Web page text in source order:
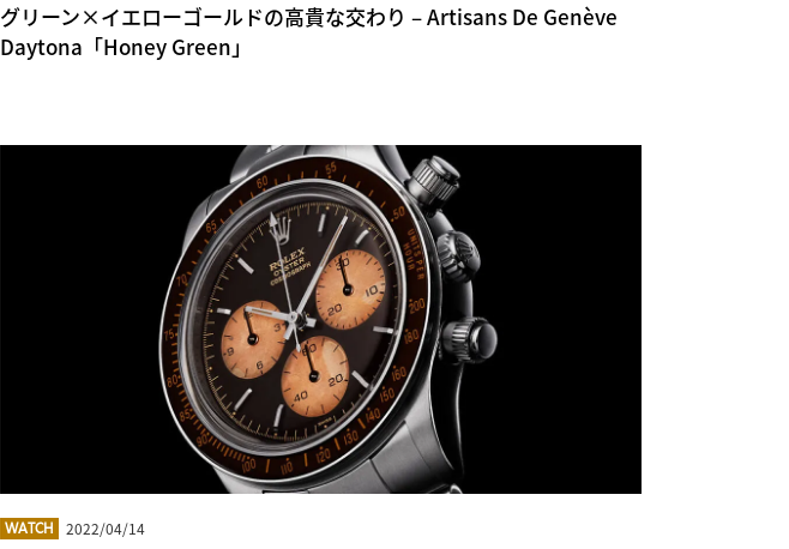
グリーン×イエローゴールドの高貴な交わり – Artisans De Genève
Daytona「Honey Green」
WATCH 2022/04/14